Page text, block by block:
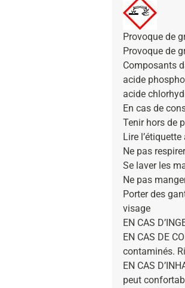
Provoque de
Provoque de
Composants
acide
acide
En cas de
Tenir hors de
Lire
Ne pas
Se laver les
Ne pas
Porter des
visage
EN CAS
EN CAS DE
contaminés.
EN CAS
peut